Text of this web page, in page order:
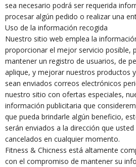
sea necesario podrá ser requerida
procesar algún pedido o realizar una
Uso de la información recogida
Nuestro sitio web emplea la
proporcionar el mejor servicio posible,
mantener un registro de usuarios, de
aplique, y mejorar nuestros productos
sean enviados correos electrónicos
nuestro sitio con ofertas especiales,
información publicitaria que
que pueda brindarle algún beneficio,
serán enviados a la dirección que
cancelados en cualquier momento.
Fitness & Chicness está altamente
con el compromiso de mantener su